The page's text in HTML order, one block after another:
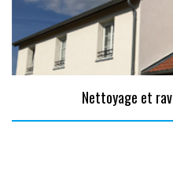
Nettoyage et